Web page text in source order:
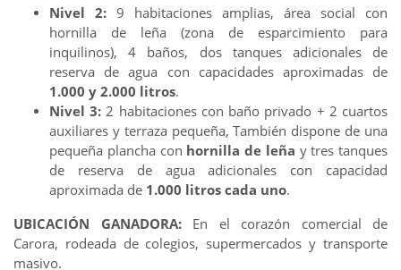
Nivel 2: 9 habitaciones amplias, área social con
hornilla de leña (zona de esparcimiento para
inquilinos), 4 baños, dos tanques adicionales de
reserva de agua con capacidades aproximadas de
1.000 y 2.000 litros.
Nivel 3: 2 habitaciones con baño privado + 2 cuartos
auxiliares y terraza pequeña, También dispone de una
pequeña plancha con hornilla de leña y tres tanques
de reserva de agua adicionales con capacidad
aproximada de 1.000 litros cada uno.
UBICACIÓN GANADORA:En el corazón comercial de
Carora, rodeada de colegios, supermercados y transporte
masivo.